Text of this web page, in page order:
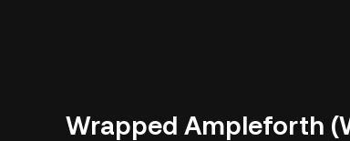
Wrapped Ampleforth